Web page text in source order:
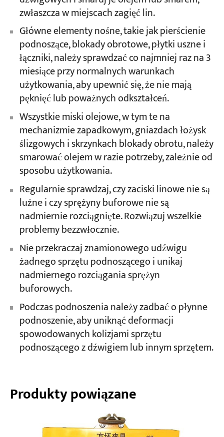
zwłaszcza w miejscach zagięć lin.
Główne elementy nośne, takie jak pierścienie
podnoszące, blokady obrotowe, płytki uszne i
łączniki, należy sprawdzać co najmniej raz na 3
miesiące przy normalnych warunkach
użytkowania, aby upewnić się, że nie mają
pęknięć lub poważnych odkształceń.
Wszystkie miski olejowe, w tym te na
mechanizmie zapadkowym, gniazdach łożysk
ślizgowych i skrzynkach blokady obrotu, należy
smarować olejem w razie potrzeby, zależnie od
sposobu użytkowania.
Regularnie sprawdzaj, czy zaciski linowe nie są
luźne i czy sprężyny buforowe nie są
nadmiernie rozciągnięte. Rozwiązuj wszelkie
problemy bezzwłocznie.
Nie przekraczaj znamionowego udźwigu
żadnego sprzętu podnoszącego i unikaj
nadmiernego rozciągania sprężyn
buforowych.
Podczas podnoszenia należy zadbać o płynne
podnoszenie, aby uniknąć deformacji
spowodowanych kolizjami sprzętu
podnoszącego z dźwigiem lub innym sprzętem.
Produkty powiązane